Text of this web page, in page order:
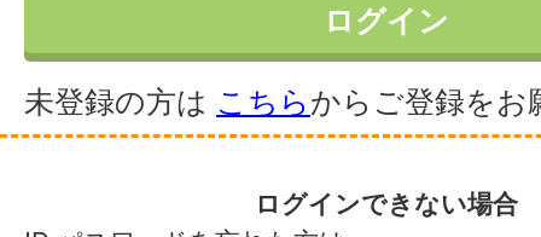
未登録の方は こちらからご登録をお
ログインできない場合